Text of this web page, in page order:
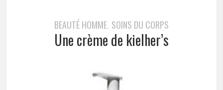
BEAUTÉ HOMME, SOINS DU CORPS
Une crème de kielher’s